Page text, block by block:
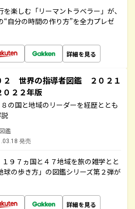
楽しむ「リーマントラベラー」が、
“自分の時間の作り方”を全力プレゼ
詳細を見る
２ 世界の指導者図鑑 ２０２１
０２２年版
８の国と地域のリーダーを経歴ととも
鑑
発売
９７ヵ国と４７地域を旅の雑学とと
球の歩き方」の図鑑シリーズ第２弾が
詳細を見る